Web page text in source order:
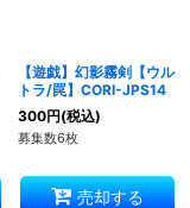
【遊戯】幻影霧剣【ウル
トラ/罠】CORI-JPS14
300円(税込)
募集数6枚
売却する